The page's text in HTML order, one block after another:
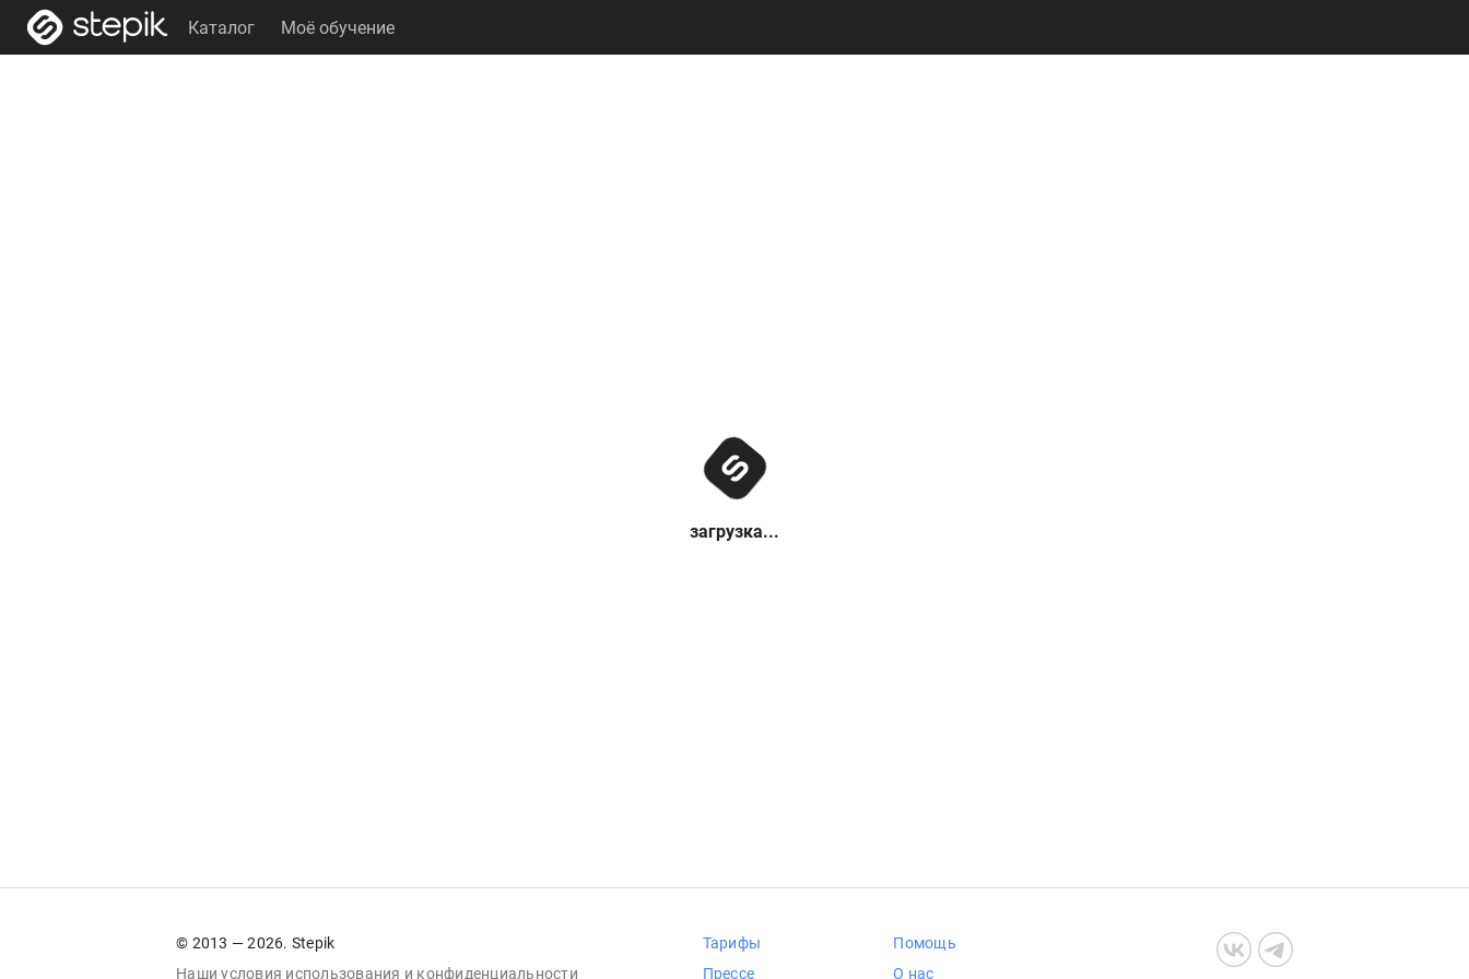
Каталог Моё обучение
загрузка...
© 2013 — 2026. Stepik
Наши условия использования и конфиденциальности
Тарифы
Прессе
Помощь
О нас